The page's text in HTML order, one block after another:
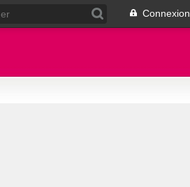
Connexion